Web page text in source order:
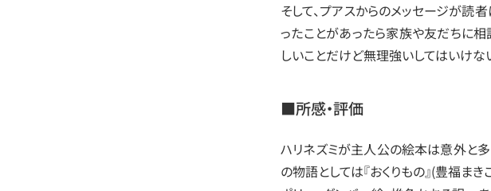
そして、プアスからのメッセージが読
ったことがあったら家族や友だちに相
しいことだけど無理強いしてはいけな
■所感・評価
ハリネズミが主人公の絵本は意外と多
の物語としては『おくりもの』(豊福まき